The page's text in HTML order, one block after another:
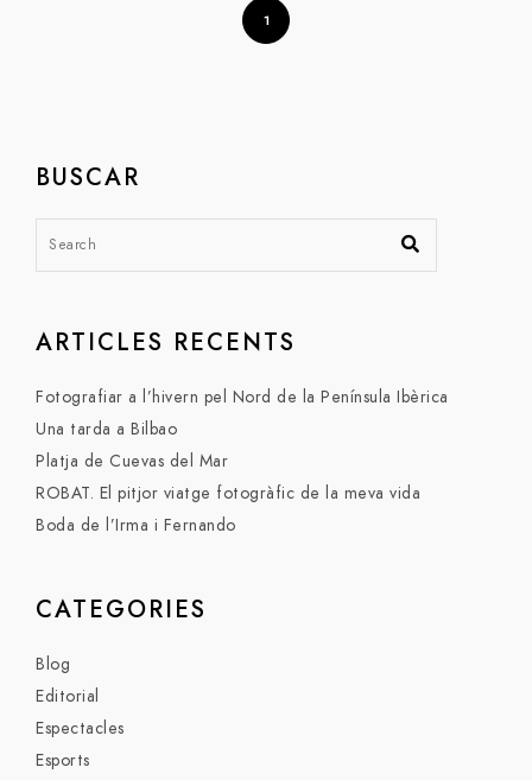
1
BUSCAR
ARTICLES RECENTS
Fotografiar a l’hivern pel Nord de la Península Ibèrica
Una tarda a Bilbao
Platja de Cuevas del Mar
ROBAT. El pitjor viatge fotogràfic de la meva vida
Boda de l’Irma i Fernando
CATEGORIES
Blog
Editorial
Espectacles
Esports